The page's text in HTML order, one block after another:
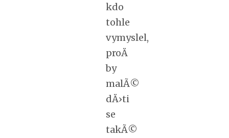
kdo
tohle
vymyslel,
proÄ
by
malÃ©
dÄ›ti
se
takÃ©